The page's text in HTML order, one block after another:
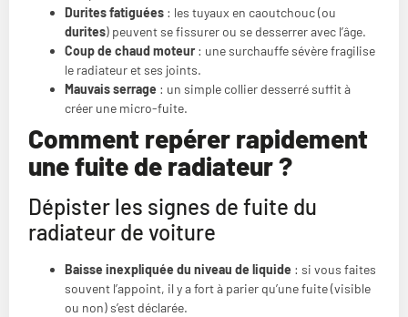
Durites fatiguées : les tuyaux en caoutchouc (ou
durites) peuvent se fissurer ou se desserrer avec l’âge.
Coup de chaud moteur : une surchauffe sévère fragilise
le radiateur et ses joints.
Mauvais serrage : un simple collier desserré suffit à
créer une micro-fuite.
Comment repérer rapidement
une fuite de radiateur ?
Dépister les signes de fuite du
radiateur de voiture
Baisse inexpliquée du niveau de liquide : si vous faites
souvent l’appoint, il y a fort à parier qu’une fuite (visible
ou non) s’est déclarée.